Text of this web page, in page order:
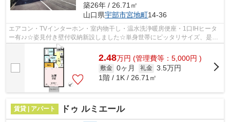
築26年 / 26.71㎡
山口県宇部市宮地町14-36
エアコン・TVインターホン・室内物干し・温水洗浄暖房便座・1口IHヒータ
ー有♪♪☆姿見付き壁付収納新設しました☆単身世帯にピッタリサイズ、是非
室内ご確認ください♪
2.48万円 (管理費等：5,000円 )
敷金 0ヶ月 礼金 3.5万円
1階 / 1K / 26.71㎡
賃貸 | アパート ドゥ ルミエール